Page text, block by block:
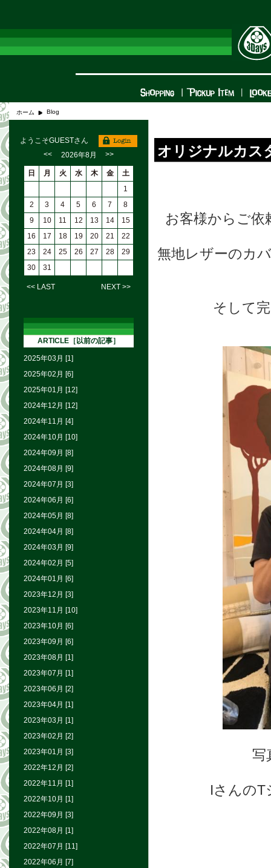
ホーム Blog
オリジナルカス
お客様からご
無地レザーのカ
そして
写
IさんのT
ようこそGUESTさん
<<
2026年8月 >>
日 月 火 水 木 金
土
1
2
3 4 5 6 7
8
9
10 11 12 13 14
15
16
17 18 19 20 21
22
23
24 25 26 27 28
29
30
31
<< LAST NEXT >>
ARTICLE［以前の記事］
2025年03月 [1]
2025年02月 [6]
2025年01月 [12]
2024年12月 [12]
2024年11月 [4]
2024年10月 [10]
2024年09月 [8]
2024年08月 [9]
2024年07月 [3]
2024年06月 [6]
2024年05月 [8]
2024年04月 [8]
2024年03月 [9]
2024年02月 [5]
2024年01月 [6]
2023年12月 [3]
2023年11月 [10]
2023年10月 [6]
2023年09月 [6]
2023年08月 [1]
2023年07月 [1]
2023年06月 [2]
2023年04月 [1]
2023年03月 [1]
2023年02月 [2]
2023年01月 [3]
2022年12月 [2]
2022年11月 [1]
2022年10月 [1]
2022年09月 [3]
2022年08月 [1]
2022年07月 [11]
2022年06月 [7]